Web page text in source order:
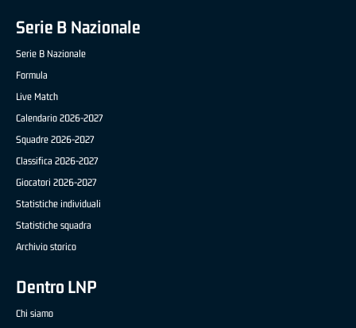
Serie B Nazionale
Serie B Nazionale
Formula
Live Match
Calendario 2026-2027
Squadre 2026-2027
Classifica 2026-2027
Giocatori 2026-2027
Statistiche individuali
Statistiche squadra
Archivio storico
Dentro LNP
Chi siamo